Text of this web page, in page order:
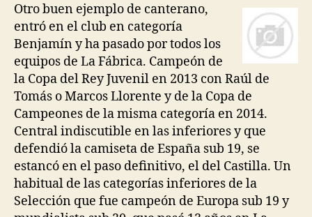
Otro buen ejemplo de canterano,
entró en el club en categoría
Benjamín y ha pasado por todos los
equipos de La Fábrica. Campeón de
la Copa del Rey Juvenil en 2013 con Raúl de
Tomás o Marcos Llorente y de la Copa de
Campeones de la misma categoría en 2014.
Central indiscutible en las inferiores y que
defendió la camiseta de España sub 19, se
estancó en el paso definitivo, el del Castilla. Un
habitual de las categorías inferiores de la
Selección que fue campeón de Europa sub 19 y